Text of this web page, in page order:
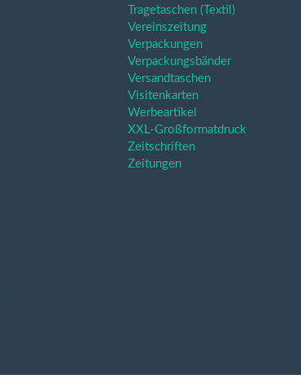
Tragetaschen (Textil)
Vereinszeitung
Verpackungen
Verpackungsbänder
Versandtaschen
Visitenkarten
Werbeartikel
XXL-Großformatdruck
Zeitschriften
Zeitungen